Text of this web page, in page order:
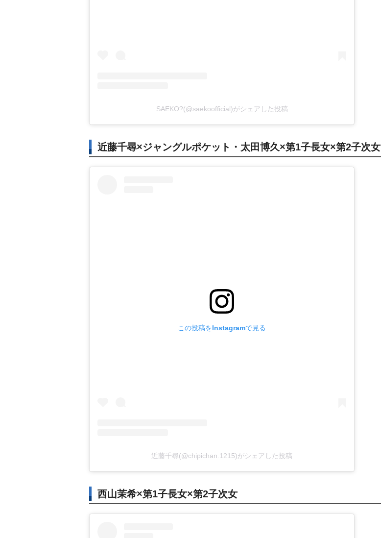
SAEKO?(@saekoofficial)がシェアした投稿
近藤千尋×ジャングルポケット・太田博久×第1子長女×第2子次女
この投稿をInstagramで見る
近藤千尋(@chipichan.1215)がシェアした投稿
西山茉希×第1子長女×第2子次女